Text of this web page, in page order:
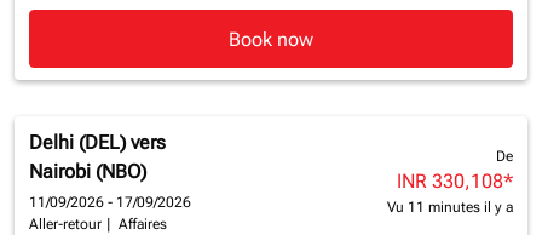
Book now
Delhi (DEL) vers
Nairobi (NBO)
11/09/2026 - 17/09/2026
Aller-retour
Affaires
De
INR 330,108*
Vu 11 minutes il y a